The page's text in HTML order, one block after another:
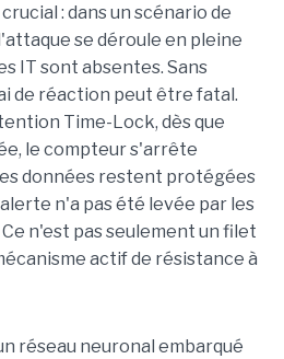
: dans un scénario de
se déroule en pleine
IT sont absentes. Sans
de réaction peut être fatal.
Time-Lock, dès que
le compteur s'arrête
données restent protégées
n'a pas été levée par les
n'est pas seulement un filet
actif de résistance à
réseau neuronal embarqué